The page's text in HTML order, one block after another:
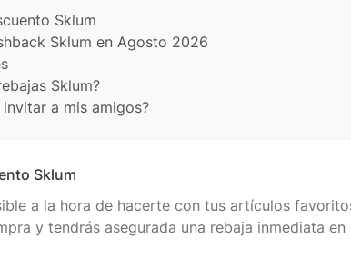
Sklum
Sklum en Agosto 2026
Sklum?
a mis amigos?
Sklum
a la hora de hacerte con tus artículos
y tendrás asegurada una rebaja inmediata